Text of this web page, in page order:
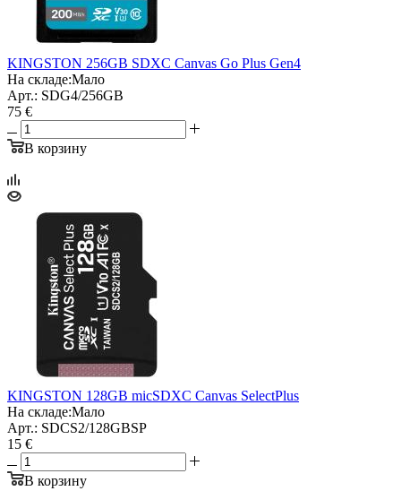
KINGSTON 256GB SDXC Canvas Go Plus Gen4
На складе:Мало
Арт.: SDG4/256GB
75 €
В корзину
KINGSTON 128GB micSDXC Canvas SelectPlus
На складе:Мало
Арт.: SDCS2/128GBSP
15 €
В корзину